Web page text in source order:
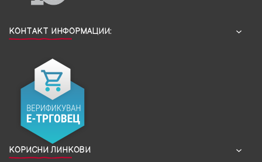
КОНТАКТ ИНФОРМАЦИИ:
КОРИСНИ ЛИНКОВИ